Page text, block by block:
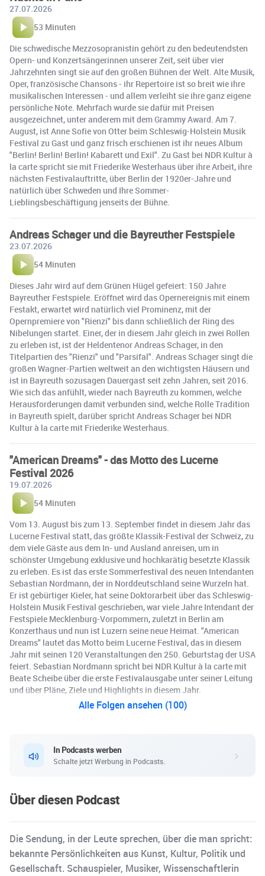
27.07.2026
53 Minuten
Die schwedische Mezzosopranistin gehört zu den bedeutendsten
Opern- und Konzertsängerinnen unserer Zeit, seit über vier
Jahrzehnten singt sie auf den großen Bühnen der Welt. Alte Musik,
Oper, französische Chansons - ihr Repertoire ist so breit wie ihre
musikalischen Interessen - und allem verleiht sie ihre ganz eigene
persönliche Note. Mehrfach wurde sie dafür mit Preisen
ausgezeichnet, unter anderem mit dem Grammy Award. Am 7.
August, ist Anne Sofie von Otter beim Schleswig-Holstein Musik
Festival zu Gast und ganz frisch erschienen ist ihr neues Album
"Berlin! Berlin! Berlin! Kabarett und Exil". Zu Gast bei NDR Kultur à
la carte spricht sie mit Friederike Westerhaus über ihre Arbeit, ihre
nächsten Festivalauftritte, über Berlin der 1920er-Jahre und
natürlich über Schweden und Ihre Sommer-
Lieblingsbeschäftigung jenseits der Bühne.
Andreas Schager und die Bayreuther Festspiele
23.07.2026
54 Minuten
Dieses Jahr wird auf dem Grünen Hügel gefeiert: 150 Jahre
Bayreuther Festspiele. Eröffnet wird das Opernereignis mit einem
Festakt, erwartet wird natürlich viel Prominenz, mit der
Opernpremiere von "Rienzi" bis dann schließlich der Ring des
Nibelungen startet. Einer, der in diesem Jahr gleich in zwei Rollen
zu erleben ist, ist der Heldentenor Andreas Schager, in den
Titelpartien des "Rienzi" und "Parsifal". Andreas Schager singt die
großen Wagner-Partien weltweit an den wichtigsten Häusern und
ist in Bayreuth sozusagen Dauergast seit zehn Jahren, seit 2016.
Wie sich das anfühlt, wieder nach Bayreuth zu kommen, welche
Herausforderungen damit verbunden sind, welche Rolle Tradition
in Bayreuth spielt, darüber spricht Andreas Schager bei NDR
Kultur à la carte mit Friederike Westerhaus.
"American Dreams" - das Motto des Lucerne
Festival 2026
19.07.2026
54 Minuten
Vom 13. August bis zum 13. September findet in diesem Jahr das
Lucerne Festival statt, das größte Klassik-Festival der Schweiz, zu
dem viele Gäste aus dem In- und Ausland anreisen, um in
schönster Umgebung exklusive und hochkarätig besetzte Klassik
zu erleben. Es ist das erste Sommerfestival des neuen Intendanten
Sebastian Nordmann, der in Norddeutschland seine Wurzeln hat.
Er ist gebürtiger Kieler, hat seine Doktorarbeit über das Schleswig-
Holstein Musik Festival geschrieben, war viele Jahre Intendant der
Festspiele Mecklenburg-Vorpommern, zuletzt in Berlin am
Konzerthaus und nun ist Luzern seine neue Heimat. "American
Dreams" lautet das Motto beim Lucerne Festival, das in diesem
Jahr mit seinen 120 Veranstaltungen den 250. Geburtstag der USA
feiert. Sebastian Nordmann spricht bei NDR Kultur à la carte mit
Beate Scheibe über die erste Festivalausgabe unter seiner Leitung
und über Pläne, Ziele und Highlights in diesem Jahr.
Alle Folgen ansehen (100)
In Podcasts werben
Schalte jetzt Werbung in Podcasts.
Über diesen Podcast
Die Sendung, in der Leute sprechen, über die man spricht:
bekannte Persönlichkeiten aus Kunst, Kultur, Politik und
Gesellschaft. Schauspieler, Musiker, Wissenschaftlerin